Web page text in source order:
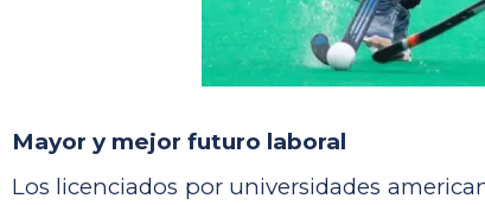
Mayor y mejor futuro laboral
Los licenciados por universidades